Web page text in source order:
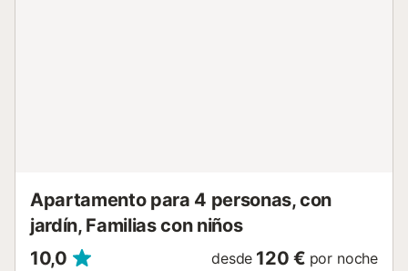
Apartamento para 4 personas, con
jardín, Familias con niños
10,0
desde 120 € por noche